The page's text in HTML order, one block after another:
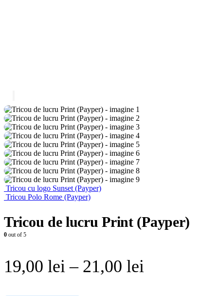
Tricou cu logo Sunset (Payper)
Tricou Polo Rome (Payper)
Tricou de lucru Print (Payper)
0 out of 5
19,00 lei – 21,00 lei